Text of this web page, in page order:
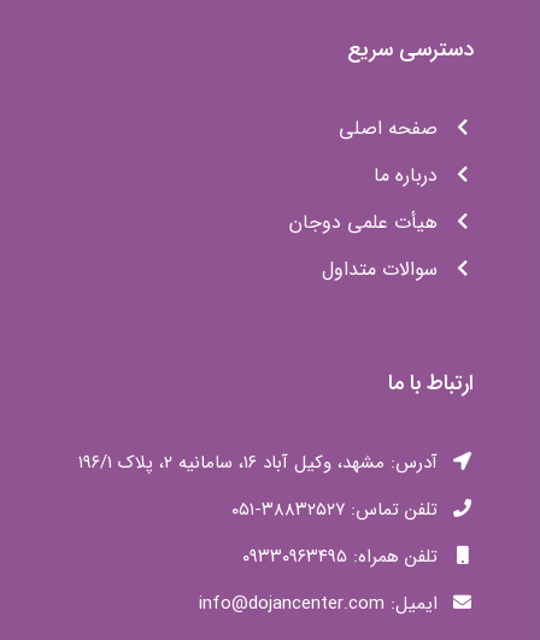
ارتباط با ما
مامایی دوجان می باشد. طرح و محتوا :دوجان سنتر